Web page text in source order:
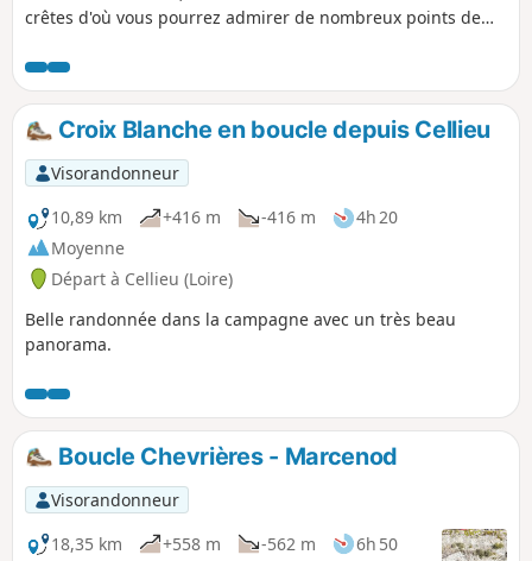
crêtes d'où vous pourrez admirer de nombreux points de
vers le Forez et l'Auvergne. Ne manquez pas la visite de
l'église de Valfleury.
Croix Blanche en boucle depuis Cellieu
Visorandonneur
10,89 km
+416 m -416 m
4h 20
Moyenne
Départ à Cellieu (Loire)
Belle randonnée dans la campagne avec un très beau
panorama.
Boucle Chevrières - Marcenod
Visorandonneur
18,35 km
+558 m -562 m
6h 50